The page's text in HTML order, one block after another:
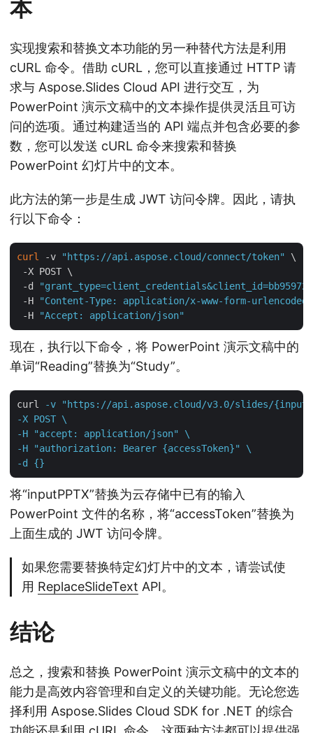
本
实现搜索和替换文本功能的另一种替代方法是利用
cURL 命令。借助 cURL，您可以直接通过 HTTP 请
求与 Aspose.Slides Cloud API 进行交互，为
PowerPoint 演示文稿中的文本操作提供灵活且可访
问的选项。通过构建适当的 API 端点并包含必要的参
数，您可以发送 cURL 命令来搜索和替换
PowerPoint 幻灯片中的文本。
此方法的第一步是生成 JWT 访问令牌。因此，请执
行以下命令：
curl -v "https://api.aspose.cloud/connect/token"
\
-X POST \
-d
"grant_type=client_credentials&client_id=bb959721-
-H
"Content-Type: application/x-www-form-urlencoded"
-H
"Accept: application/json"
现在，执行以下命令，将 PowerPoint 演示文稿中的
单词“Reading”替换为“Study”。
curl
-v "https://api.aspose.cloud/v3.0/slides/
-X POST \
-H "accept: application/json" \
-H "authorization: Bearer {accessToken}" \
-d {}
将“inputPPTX”替换为云存储中已有的输入
PowerPoint 文件的名称，将“accessToken”替换为
上面生成的 JWT 访问令牌。
如果您需要替换特定幻灯片中的文本，请尝试使
用 ReplaceSlideText API。
结论
总之，搜索和替换 PowerPoint 演示文稿中的文本的
能力是高效内容管理和自定义的关键功能。无论您选
择利用 Aspose.Slides Cloud SDK for .NET 的综合